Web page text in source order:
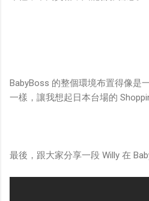
BabyBoss 的整個環境布置得像是
一樣，讓我想起日本台場的
最後，跟大家分享一段 Willy 在